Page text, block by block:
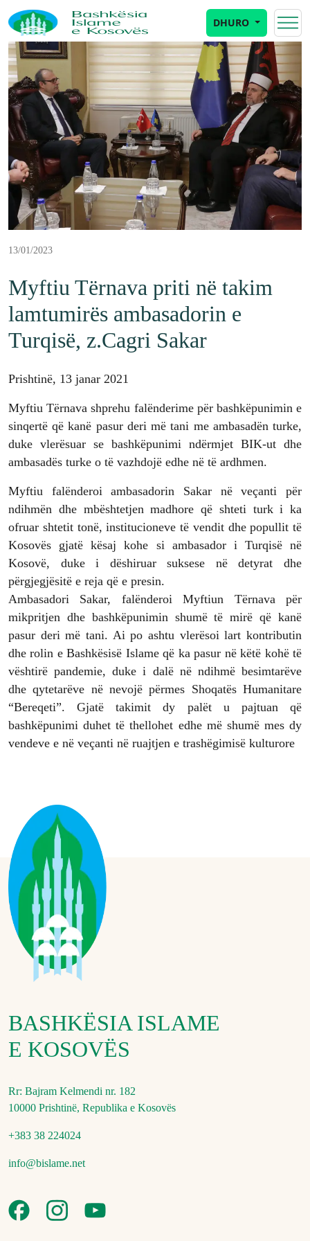
DHURO
13/01/2023
Myftiu Tërnava priti në takim
lamtumirës ambasadorin e
Turqisë, z.Cagri Sakar
Prishtinë, 13 janar 2021
Myftiu Tërnava shprehu falënderime për bashkëpunimin e
sinqertë që kanë pasur deri më tani me ambasadën turke,
duke vlerësuar se bashkëpunimi ndërmjet BIK-ut dhe
ambasadës turke o të vazhdojë edhe në të ardhmen.
Myftiu falënderoi ambasadorin Sakar në veçanti për
ndihmën dhe mbështetjen madhore që shteti turk i ka
ofruar shtetit tonë, institucioneve të vendit dhe popullit të
Kosovës gjatë kësaj kohe si ambasador i Turqisë në
Kosovë, duke i dëshiruar suksese në detyrat dhe
përgjegjësitë e reja që e presin.
Ambasadori Sakar, falënderoi Myftiun Tërnava për
mikpritjen dhe bashkëpunimin shumë të mirë që kanë
pasur deri më tani. Ai po ashtu vlerësoi lart kontributin
dhe rolin e Bashkësisë Islame që ka pasur në këtë kohë të
vështirë pandemie, duke i dalë në ndihmë besimtarëve
dhe qytetarëve në nevojë përmes Shoqatës Humanitare
“Bereqeti”. Gjatë takimit dy palët u pajtuan që
bashkëpunimi duhet të thellohet edhe më shumë mes dy
vendeve e në veçanti në ruajtjen e trashëgimisë kulturore
BASHKËSIA ISLAME
E KOSOVËS
Rr: Bajram Kelmendi nr. 182
10000 Prishtinë, Republika e Kosovës
+383 38 224024
info@bislame.net